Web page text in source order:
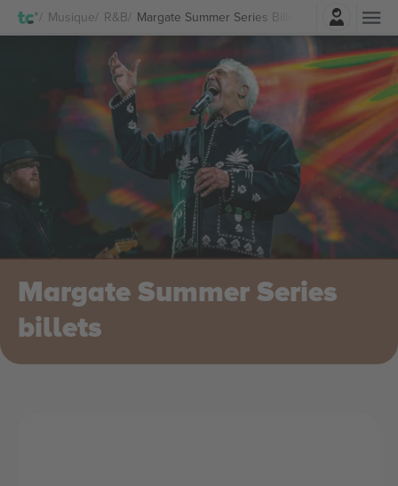
Musique R&B Margate Summer Series Billets
Connexion
Margate Summer Series
billets